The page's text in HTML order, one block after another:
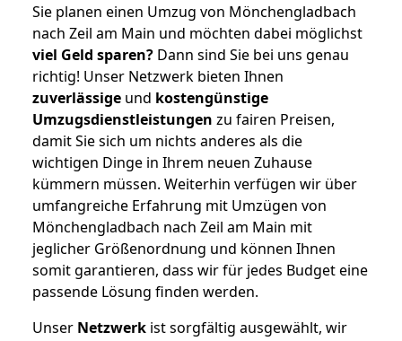
Sie planen einen Umzug von Mönchengladbach
nach Zeil am Main und möchten dabei möglichst
viel Geld sparen? Dann sind Sie bei uns genau
richtig! Unser Netzwerk bieten Ihnen
zuverlässige und kostengünstige
Umzugsdienstleistungen zu fairen Preisen,
damit Sie sich um nichts anderes als die
wichtigen Dinge in Ihrem neuen Zuhause
kümmern müssen. Weiterhin verfügen wir über
umfangreiche Erfahrung mit Umzügen von
Mönchengladbach nach Zeil am Main mit
jeglicher Größenordnung und können Ihnen
somit garantieren, dass wir für jedes Budget eine
passende Lösung finden werden.
Unser Netzwerk ist sorgfältig ausgewählt, wir